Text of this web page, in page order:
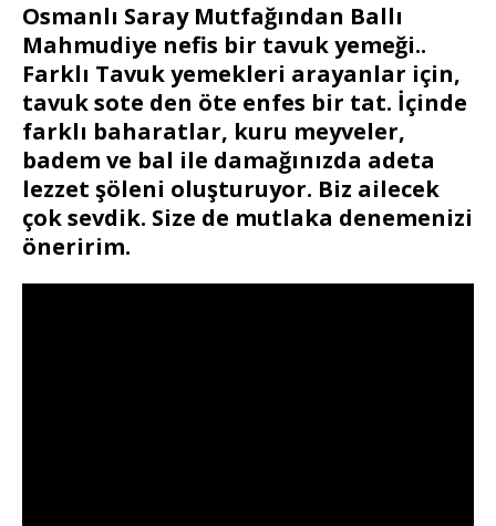
Osmanlı Saray Mutfağından Ballı
Mahmudiye nefis bir tavuk yemeği..
Farklı Tavuk yemekleri arayanlar için,
tavuk sote den öte enfes bir tat. İçinde
farklı baharatlar, kuru meyveler,
badem ve bal ile damağınızda adeta
lezzet şöleni oluşturuyor. Biz ailecek
çok sevdik. Size de mutlaka denemenizi
öneririm.